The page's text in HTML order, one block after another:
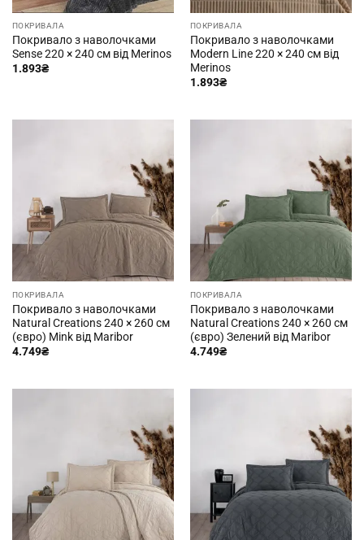
ПОКРИВАЛА
Покривало з наволочками
Sense 220 × 240 см від Merinos
1.893₴
ПОКРИВАЛА
Покривало з наволочками
Modern Line 220 × 240 см від
Merinos
1.893₴
ПОКРИВАЛА
Покривало з наволочками
Natural Creations 240 × 260 см
(євро) Mink від Maribor
4.749₴
ПОКРИВАЛА
Покривало з наволочками
Natural Creations 240 × 260 см
(євро) Зелений від Maribor
4.749₴